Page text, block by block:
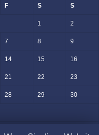
F S S
1 2
7 8 9
14 15 16
21 22 23
28 29 30